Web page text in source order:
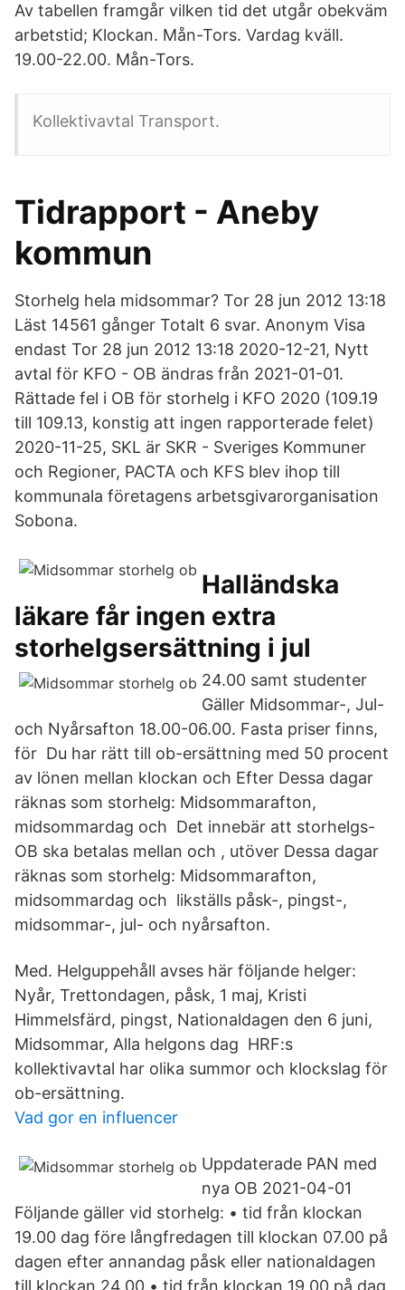
Av tabellen framgår vilken tid det utgår obekväm
arbetstid; Klockan. Mån-Tors. Vardag kväll.
19.00-22.00. Mån-Tors.
Kollektivavtal Transport.
Tidrapport - Aneby
kommun
Storhelg hela midsommar? Tor 28 jun 2012 13:18
Läst 14561 gånger Totalt 6 svar. Anonym Visa
endast Tor 28 jun 2012 13:18 2020-12-21, Nytt
avtal för KFO - OB ändras från 2021-01-01.
Rättade fel i OB för storhelg i KFO 2020 (109.19
till 109.13, konstig att ingen rapporterade felet)
2020-11-25, SKL är SKR - Sveriges Kommuner
och Regioner, PACTA och KFS blev ihop till
kommunala företagens arbetsgivarorganisation
Sobona.
Halländska
läkare får ingen extra
storhelgsersättning i jul
24.00 samt studenter
Gäller Midsommar-, Jul-
och Nyårsafton 18.00-06.00. Fasta priser finns,
för Du har rätt till ob-ersättning med 50 procent
av lönen mellan klockan och Efter Dessa dagar
räknas som storhelg: Midsommarafton,
midsommardag och Det innebär att storhelgs-
OB ska betalas mellan och , utöver Dessa dagar
räknas som storhelg: Midsommarafton,
midsommardag och likställs påsk-, pingst-,
midsommar-, jul- och nyårsafton.
Med. Helguppehåll avses här följande helger:
Nyår, Trettondagen, påsk, 1 maj, Kristi
Himmelsfärd, pingst, Nationaldagen den 6 juni,
Midsommar, Alla helgons dag HRF:s
kollektivavtal har olika summor och klockslag för
ob-ersättning.
Vad gor en influencer
Uppdaterade PAN med
nya OB 2021-04-01
Följande gäller vid storhelg: • tid från klockan
19.00 dag före långfredagen till klockan 07.00 på
dagen efter annandag påsk eller nationaldagen
till klockan 24.00.• tid från klockan 19.00 på dag